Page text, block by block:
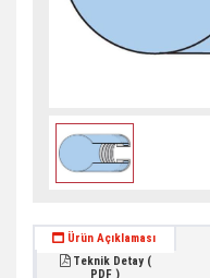
Ürün Açıklaması
Teknik Detay (
PDF )